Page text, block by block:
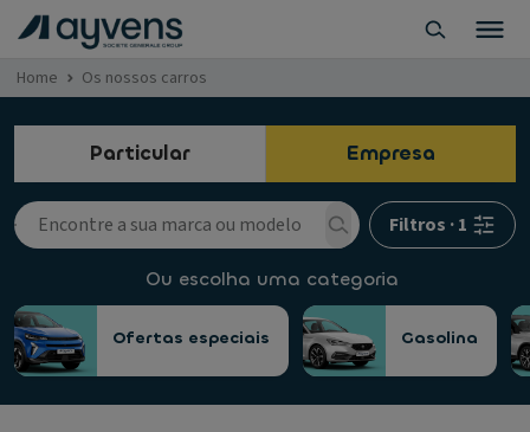
Home Os nossos carros
Particular Empresa
Filtros ·1
Ou escolha uma categoria
Ofertas especiais Gasolina